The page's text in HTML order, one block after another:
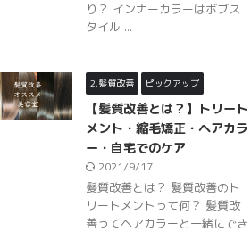
り？ インナーカラーはボブス
タイル ...
2.髪質改善 ピックアップ
【髪質改善とは？】トリート
メント・縮毛矯正・ヘアカラ
ー・自宅でのケア
2021/9/17
髪質改善とは？ 髪質改善のト
リートメントって何？ 髪質改
善ってヘアカラーと一緒にでき